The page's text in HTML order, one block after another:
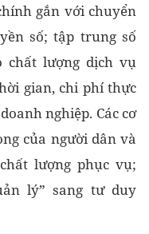
gắn với chuyển
số; tập trung số
chất lượng dịch vụ
gian, chi phí thực
nghiệp. Các cơ
của người dân và
lượng phục vụ;
lý” sang tư duy